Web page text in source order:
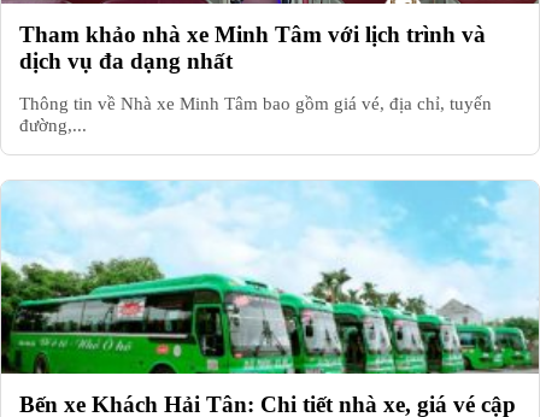
Tham khảo nhà xe Minh Tâm với lịch trình và
dịch vụ đa dạng nhất
Thông tin về Nhà xe Minh Tâm bao gồm giá vé, địa chỉ, tuyến
đường,...
Bến xe Khách Hải Tân: Chi tiết nhà xe, giá vé cập